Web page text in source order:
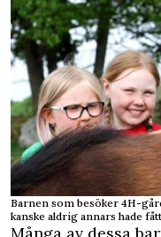
Barnen som besöker 4H-
kanske aldrig annars hade
Många av dessa